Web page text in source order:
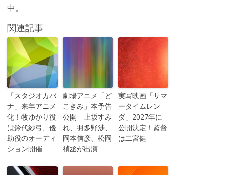
中。
関連記事
「スタジオカバ
ナ」来年アニメ
化！牧ゆかり役
は鈴代紗弓、優
助役のオーディ
ション開催
劇場アニメ「ど
こきみ」本予告
公開 上坂すみ
れ、羽多野渉、
岡本信彦、松岡
禎丞が出演
実写映画「サマ
ータイムレン
ダ」2027年に
公開決定！監督
は二宮健